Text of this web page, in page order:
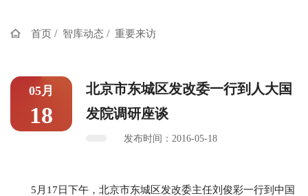
首页 / 智库动态 / 重要来访
05月
18
北京市东城区发改委一行到人大国
发院调研座谈
发布时间：2016-05-18
5月17日下午，北京市东城区发改委主任刘俊彩一行到中国